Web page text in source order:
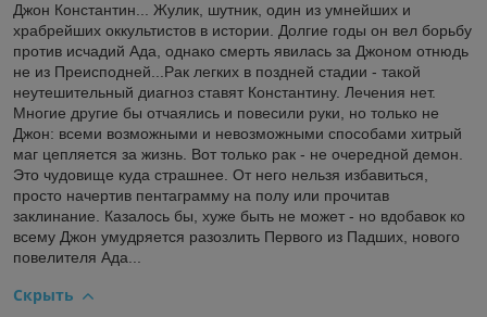
Джон Константин... Жулик, шутник, один из умнейших и
храбрейших оккультистов в истории. Долгие годы он вел борьбу
против исчадий Ада, однако смерть явилась за Джоном отнюдь
не из Преисподней...Рак легких в поздней стадии - такой
неутешительный диагноз ставят Константину. Лечения нет.
Многие другие бы отчаялись и повесили руки, но только не
Джон: всеми возможными и невозможными способами хитрый
маг цепляется за жизнь. Вот только рак - не очередной демон.
Это чудовище куда страшнее. От него нельзя избавиться,
просто начертив пентаграмму на полу или прочитав
заклинание. Казалось бы, хуже быть не может - но вдобавок ко
всему Джон умудряется разозлить Первого из Падших, нового
повелителя Ада...
Скрыть